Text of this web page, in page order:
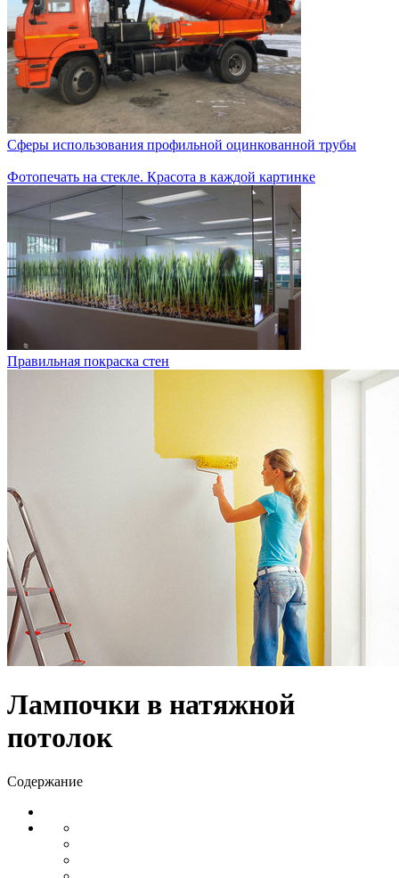
Сферы использования профильной оцинкованной трубы
Фотопечать на стекле. Красота в каждой картинке
Правильная покраска стен
Лампочки в натяжной
потолок
Содержание